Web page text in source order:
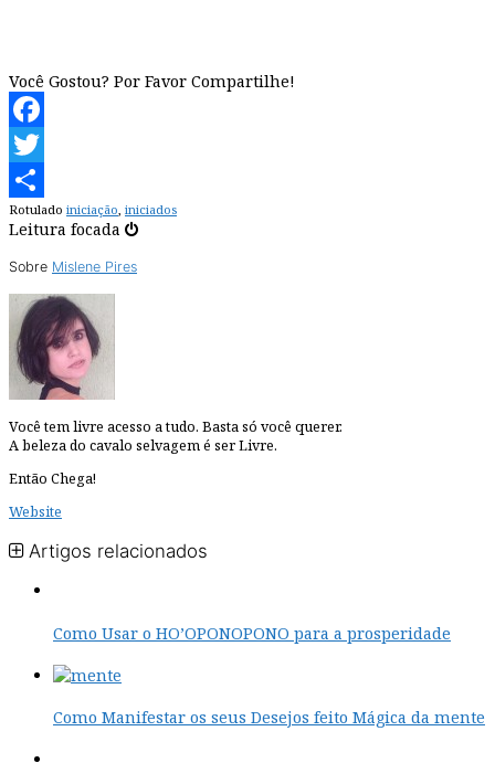
Você Gostou? Por Favor Compartilhe!
Facebook
Twitter
Share
Rotulado iniciação, iniciados
Leitura focada
Sobre Mislene Pires
Você tem livre acesso a tudo. Basta só você querer.
A beleza do cavalo selvagem é ser Livre.
Então Chega!
Website
Artigos relacionados
Como Usar o HO’OPONOPONO para a prosperidade
Como Manifestar os seus Desejos feito Mágica da mente